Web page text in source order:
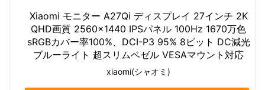
Xiaomi モニター A27Qi ディスプレイ 27インチ 2K
QHD画質 2560×1440 IPSパネル 100Hz 1670万色
sRGBカバー率100%、DCI-P3 95% 8ビット DC減光
ブルーライト 超スリムベゼル VESAマウント対応
xiaomi(シャオミ)